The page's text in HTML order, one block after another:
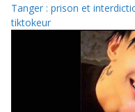
Tanger : prison et
tiktokeur